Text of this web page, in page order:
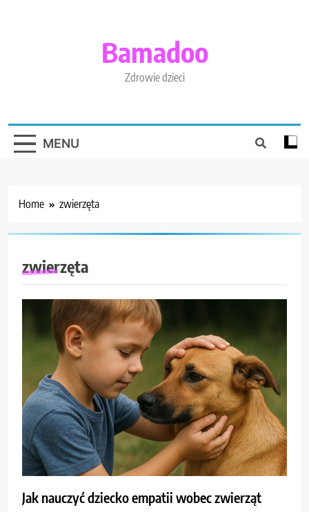
Bamadoo
Zdrowie dzieci
MENU
Home zwierzęta
zwierzęta
Jak nauczyć dziecko empatii wobec zwierząt